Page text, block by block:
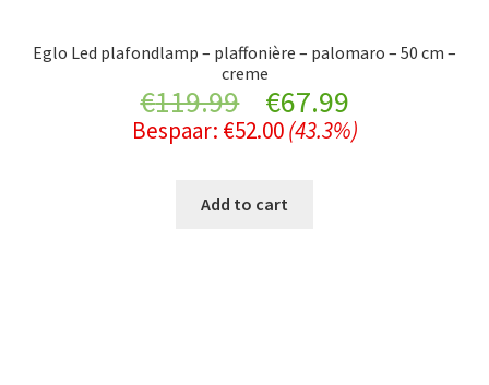
Eglo Led plafondlamp – plaffonière – palomaro – 50 cm –
creme
€119.99
Original
price
was:
€67.99Current
price
Bespaar: €52.00 (43.3%)
Add to cart